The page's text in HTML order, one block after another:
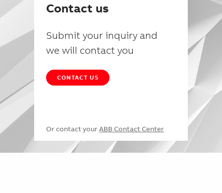
Contact us
Submit your inquiry and
we will contact you
CONTACT US
Or contact your ABB Contact Center